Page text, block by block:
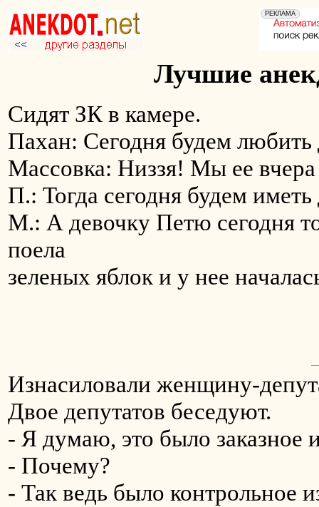
Лучшие
Сидят ЗК в камере.
Пахан: Сегодня будем
Массовка: Hиззя! Мы ее
П.: Тогда сегодня будем
М.: А девочку Петю сегодня
поела
зеленых яблок и у нее
Изнасиловали женщину-
Двое депутатов беседуют.
- Я думаю, это было заказное
- Почему?
- Так ведь было контрольное